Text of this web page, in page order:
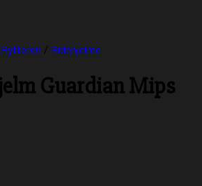
/ Ridehjelme
Guardian Mips